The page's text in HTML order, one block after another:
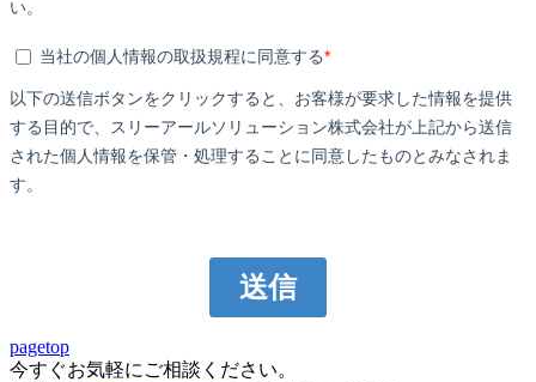
pagetop
今すぐお気軽にご相談ください。